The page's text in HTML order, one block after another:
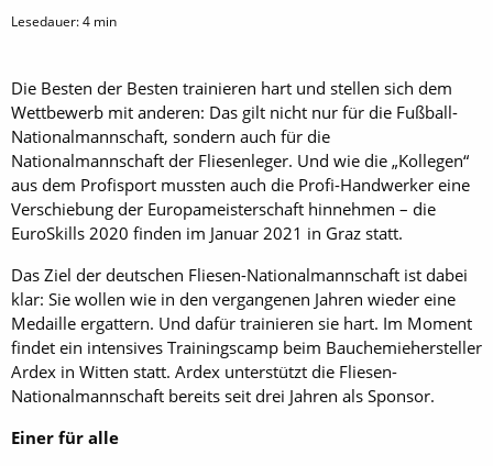
Lesedauer:4 min
Die Besten der Besten trainieren hart und stellen sich dem
Wettbewerb mit anderen: Das gilt nicht nur für die Fußball-
Nationalmannschaft, sondern auch für die
Nationalmannschaft der Fliesenleger. Und wie die „Kollegen“
aus dem Profisport mussten auch die Profi-Handwerker eine
Verschiebung der Europameisterschaft hinnehmen – die
EuroSkills 2020 finden im Januar 2021 in Graz statt.
Das Ziel der deutschen Fliesen-Nationalmannschaft ist dabei
klar: Sie wollen wie in den vergangenen Jahren wieder eine
Medaille ergattern. Und dafür trainieren sie hart. Im Moment
findet ein intensives Trainingscamp beim Bauchemiehersteller
Ardex in Witten statt. Ardex unterstützt die Fliesen-
Nationalmannschaft bereits seit drei Jahren als Sponsor.
Einer für alle